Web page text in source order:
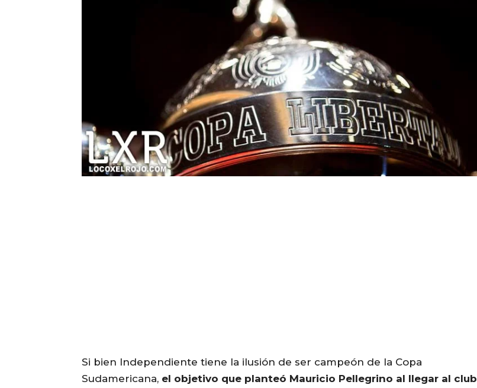
Si bien Independiente tiene la ilusión de ser campeón de la Copa
Sudamericana, el objetivo que planteó Mauricio Pellegrino al llegar al club